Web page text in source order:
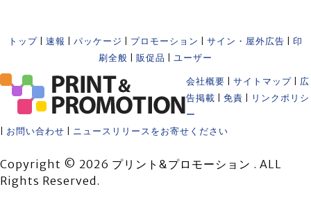
トップ 速報 パッケージ プロモーション サイン・屋外広告
印
刷全般
販促品 ユーザー
会社概要 サイトマップ
広
告掲載
免責
リンクポリシ
ー
お問い合わせ ニュースリリースをお寄せください
Copyright © 2026 プリント&プロモーション . ALL
Rights Reserved.